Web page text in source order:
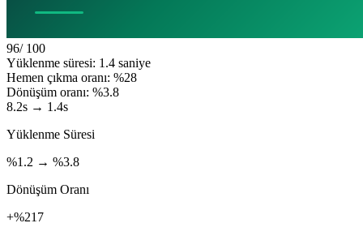
96/ 100
Yüklenme süresi: 1.4 saniye
Hemen çıkma oranı: %28
Dönüşüm oranı: %3.8
8.2s → 1.4s
Yüklenme Süresi
%1.2 → %3.8
Dönüşüm Oranı
+%217